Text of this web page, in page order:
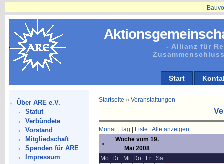
- Allianz für
Start
Über ARE e.V.
Statut
Verbündete
Vorstand
Mitgliedschaft
Spenden für ARE
Impressum
Startseite » Veranstaltungen
Monat| Tag Liste Alle anzeigen
«
Woche vom 19.
Mai 2008
Mo
Di Mi Do Fr
Sa